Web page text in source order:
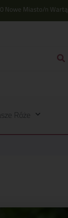
Nowe Miasto/n Wartą
Róże